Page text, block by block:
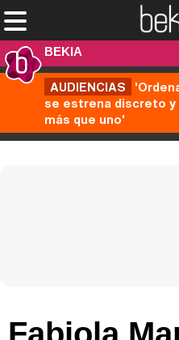
BEKIA
AUDIENCIAS
se estrena discreto y
más que uno'